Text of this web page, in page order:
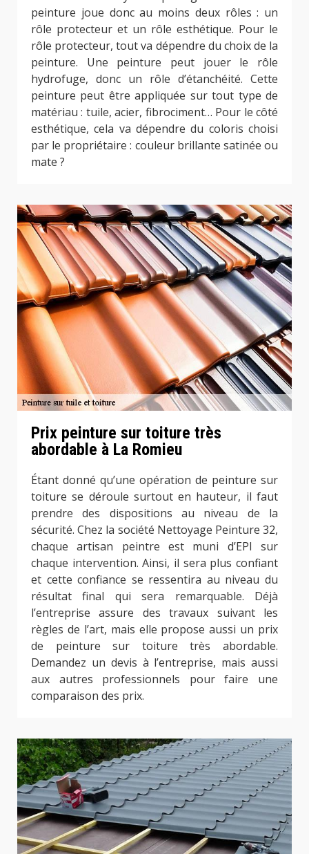
peinture joue donc au moins deux rôles : un
rôle protecteur et un rôle esthétique. Pour le
rôle protecteur, tout va dépendre du choix de la
peinture. Une peinture peut jouer le rôle
hydrofuge, donc un rôle d’étanchéité. Cette
peinture peut être appliquée sur tout type de
matériau : tuile, acier, fibrociment… Pour le côté
esthétique, cela va dépendre du coloris choisi
par le propriétaire : couleur brillante satinée ou
mate ?
Prix peinture sur toiture très
abordable à La Romieu
Étant donné qu’une opération de peinture sur
toiture se déroule surtout en hauteur, il faut
prendre des dispositions au niveau de la
sécurité. Chez la société Nettoyage Peinture 32,
chaque artisan peintre est muni d’EPI sur
chaque intervention. Ainsi, il sera plus confiant
et cette confiance se ressentira au niveau du
résultat final qui sera remarquable. Déjà
l’entreprise assure des travaux suivant les
règles de l’art, mais elle propose aussi un prix
de peinture sur toiture très abordable.
Demandez un devis à l’entreprise, mais aussi
aux autres professionnels pour faire une
comparaison des prix.